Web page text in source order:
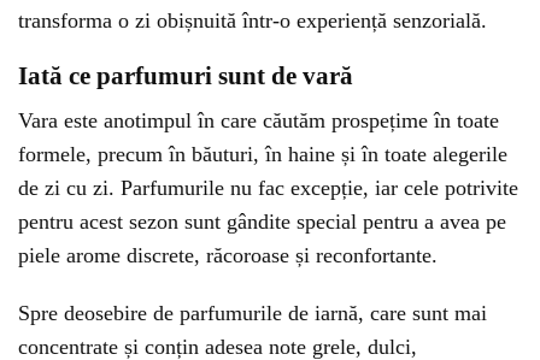
transforma o zi obișnuită într-o experiență senzorială.
Iată ce parfumuri sunt de vară
Vara este anotimpul în care căutăm prospețime în toate
formele, precum în băuturi, în haine și în toate alegerile
de zi cu zi. Parfumurile nu fac excepție, iar cele potrivite
pentru acest sezon sunt gândite special pentru a avea pe
piele arome discrete, răcoroase și reconfortante.
Spre deosebire de parfumurile de iarnă, care sunt mai
concentrate și conțin adesea note grele, dulci,